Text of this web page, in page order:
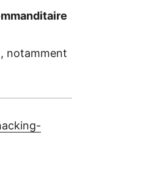
, notamment